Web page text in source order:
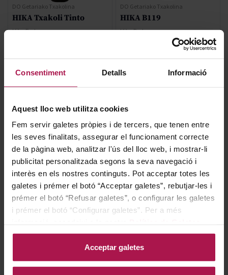
Consentiment Detalls Informació
Aquest lloc web utilitza cookies
Fem servir galetes pròpies i de tercers, que tenen entre
les seves finalitats, assegurar el funcionament correcte
de la pàgina web, analitzar l'ús del lloc web, i mostrar-li
publicitat personalitzada segons la seva navegació i
interès en els nostres continguts. Pot acceptar totes les
galetes i prémer el botó “Acceptar galetes”, rebutjar-les i
prémer el botó “Refusar galetes”, o configurar les galetes
i prémer el botó “Configurar galetes”. Per a més
Acceptar galetes
DO Getariako Txakolina
HIKA Txakoli Tinto
Hika Bodega
13,50 €
DO Getariako Txakolina
HIKA B119
Hika Bodega
35,30 €
DO Getariako Txakolina
HIKA Txakoli Rosado
Hika Bodega
2022
DO Getariako Txakolina
HIKA Bilduma Sobre Lias
2020